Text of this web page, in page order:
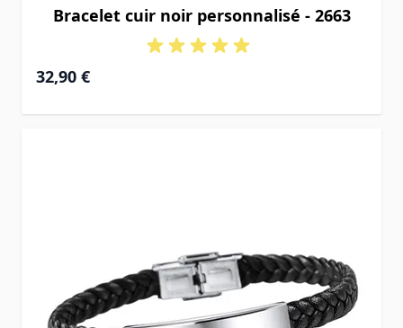
Bracelet cuir noir personnalisé - 2663
32,90 €